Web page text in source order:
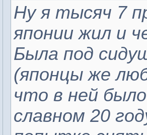
Ну я тысяч 7
японии жил и
Была под
(японцы же
что в ней
славном 20